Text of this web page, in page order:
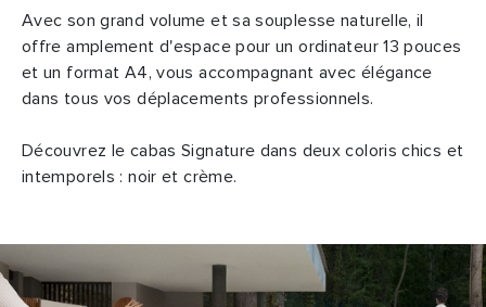
Avec son grand volume et sa souplesse naturelle, il
offre amplement d'espace pour un ordinateur 13 pouces
et un format A4, vous accompagnant avec élégance
dans tous vos déplacements professionnels.
Découvrez le cabas Signature dans deux coloris chics et
intemporels : noir et crème.